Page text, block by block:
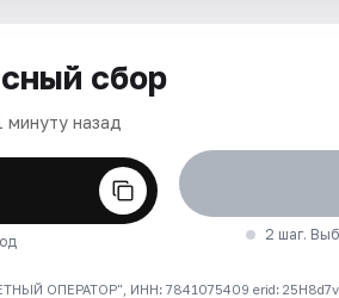
сбор
назад
2 шаг.
ОПЕРАТОР", ИНН: 7841075409 erid: